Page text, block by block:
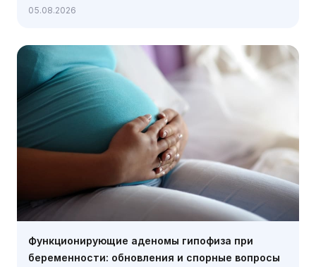
13-15 октября, Москва + онлайн
05.08.2026
Функционирующие аденомы гипофиза при
беременности: обновления и спорные вопросы